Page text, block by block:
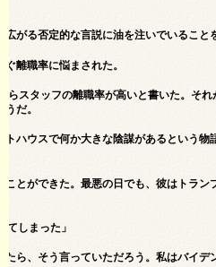
がる否定的な言説に油を注いでいること
離職率に悩まされた。
らスタッフの離職率が高いと書いた。そ
だ。
ハウスで何か大きな陰謀があるという物
とができた。最悪の日でも、彼はトラン
てしまった」
ら、そう言っていただろう。私はバイデ